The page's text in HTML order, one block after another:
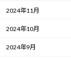
2024年11月
2024年10月
2024年9月